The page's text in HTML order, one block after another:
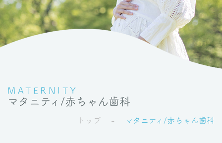
MATERNITY
マタニティ/赤ちゃん歯科
トップ マタニティ/赤ちゃん歯科